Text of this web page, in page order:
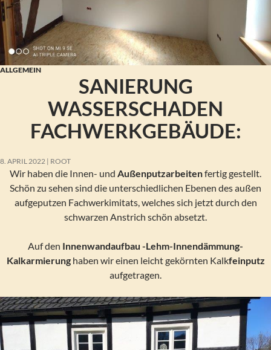
ALLGEMEIN
SANIERUNG
WASSERSCHADEN
FACHWERKGEBÄUDE:
8. APRIL 2022 ROOT
Wir haben die Innen- und Außenputzarbeitenfertig gestellt.
Schön zu sehen sind die unterschiedlichen Ebenen des außen
aufgeputzen Fachwerkimitats, welches sich jetzt durch den
schwarzen Anstrich schön absetzt.
Auf den Innenwandaufbau -Lehm-Innendämmung-
Kalkarmierunghaben wir einen leicht gekörnten Kalkfeinputz
aufgetragen.